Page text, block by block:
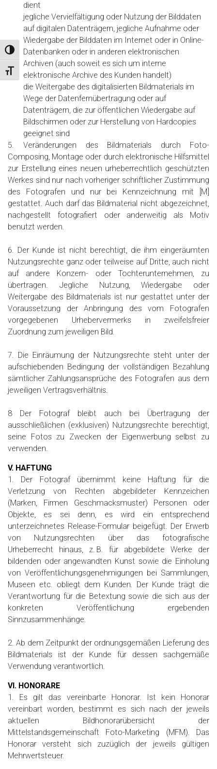
Umschalten auf hohe Kontraste
Schrift vergrößern
dient
jegliche Vervielfältigung oder Nutzung der Bilddaten
auf digitalen Datenträgern, jegliche Aufnahme oder
Wiedergabe der Bilddaten im Internet oder in Online-
Datenbanken oder in anderen elektronischen
Archiven (auch soweit es sich um interne
elektronische Archive des Kunden handelt)
die Weitergabe des digitalisierten Bildmaterials im
Wege der Datenfernübertragung oder auf
Datenträgern, die zur öffentlichen Wiedergabe auf
Bildschirmen oder zur Herstellung von Hardcopies
geeignet sind
5. Veränderungen des Bildmaterials durch Foto-
Composing, Montage oder durch elektronische Hilfsmittel
zur Erstellung eines neuen urheberrechtlich geschützten
Werkes sind nur nach vorheriger schriftlicher Zustimmung
des Fotografen und nur bei Kennzeichnung mit [M]
gestattet. Auch darf das Bildmaterial nicht abgezeichnet,
nachgestellt fotografiert oder anderweitig als Motiv
benutzt werden.
6. Der Kunde ist nicht berechtigt, die ihm eingeräumten
Nutzungsrechte ganz oder teilweise auf Dritte, auch nicht
auf andere Konzern- oder Tochterunternehmen, zu
übertragen. Jegliche Nutzung, Wiedergabe oder
Weitergabe des Bildmaterials ist nur gestattet unter der
Voraussetzung der Anbringung des vom Fotografen
vorgegebenen Urhebervermerks in zweifelsfreier
Zuordnung zum jeweiligen Bild.
7. Die Einräumung der Nutzungsrechte steht unter der
aufschiebenden Bedingung der vollständigen Bezahlung
sämtlicher Zahlungsansprüche des Fotografen aus dem
jeweiligen Vertragsverhältnis.
8 Der Fotograf bleibt auch bei Übertragung der
ausschließlichen (exklusiven) Nutzungsrechte berechtigt,
seine Fotos zu Zwecken der Eigenwerbung selbst zu
verwenden.
V. HAFTUNG
1. Der Fotograf übernimmt keine Haftung für die
Verletzung von Rechten abgebildeter Kennzeichen
(Marken, Firmen Geschmacksmuster) Personen oder
Objekte, es sei denn, es wird ein entsprechend
unterzeichnetes Release-Formular beigefügt. Der Erwerb
von Nutzungsrechten über das fotografische
Urheberrecht hinaus, z. B. für abgebildete Werke der
bildenden oder angewandten Kunst sowie die Einholung
von Veröffentlichungsgenehmigungen bei Sammlungen,
Museen etc. obliegt dem Kunden. Der Kunde trägt die
Verantwortung für die Betextung sowie die sich aus der
konkreten Veröffentlichung ergebenden
Sinnzusammenhänge.
2. Ab dem Zeitpunkt der ordnungsgemäßen Lieferung des
Bildmaterials ist der Kunde für dessen sachgemäße
Verwendung verantwortlich.
VI. HONORARE
1. Es gilt das vereinbarte Honorar. Ist kein Honorar
vereinbart worden, bestimmt es sich nach der jeweils
aktuellen Bildhonorarübersicht der
Mittelstandsgemeinschaft Foto-Marketing (MFM). Das
Honorar versteht sich zuzüglich der jeweils gültigen
Mehrwertsteuer.